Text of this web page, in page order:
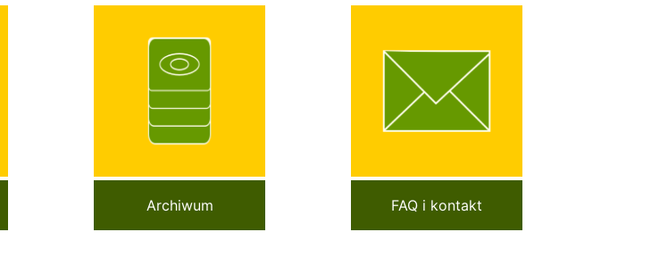
Archiwum FAQ i kontakt